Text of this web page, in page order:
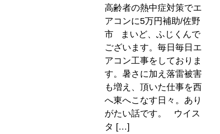
高齢者の熱中症対策でエ
アコンに5万円補助/佐野
市 まいど、ふじくんで
ございます。毎日毎日エ
アコン工事をしておりま
す。暑さに加え落雷被害
も増え、頂いた仕事を西
へ東へこなす日々。あり
がたい話です。 ウイス
タ […]